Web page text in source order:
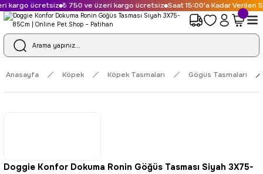
kargo ücretsiz ₺ 750 ve üzeri kargo ücretsiz Saat 15:00'a Kadar Verilen
Anasayfa Köpek Köpek Tasmaları Gögüs Tasmaları
Doggie Konfor Dokuma Ronin Göğüs Tasması Siyah 3X75-